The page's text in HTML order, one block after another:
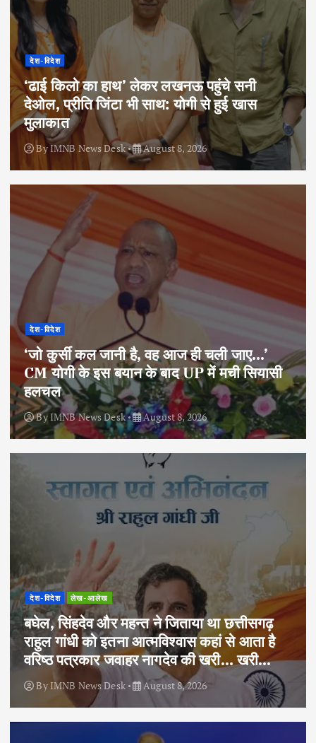
देश-विदेश
‘ढाई किलो का हाथ’ लेकर लखनऊ पहुंचे सनी
देओल, प्रीति जिंटा भी साथ: योगी से हुई खास
मुलाकात
ByIMNB News Desk August 8, 2026
देश-विदेश
‘जो कुर्सी कल जानी है, वह आज ही चली जाए…’
CM योगी के इस बयान के बाद UP में मची सियासी
हलचल
ByIMNB News Desk August 8, 2026
देश-विदेश लेख-आलेख
बघेल, सिंहदेव और महन्त ने जिताया था छत्तीसगढ़
राहुल गांधी को इतना आत्मविश्वास कहां से आता है
वरिष्ठ पत्रकार जवाहर नागदेव की खरी… खरी…
ByIMNB News Desk August 8, 2026